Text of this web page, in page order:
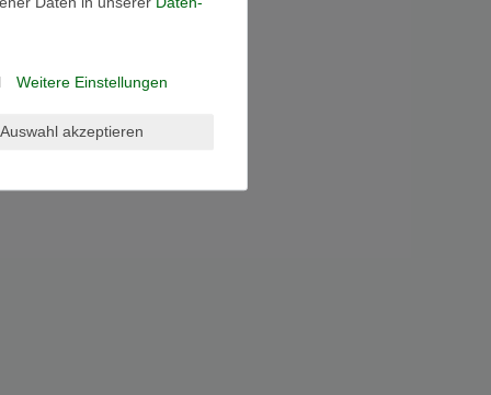
Weitere Einstellungen
Auswahl akzeptieren